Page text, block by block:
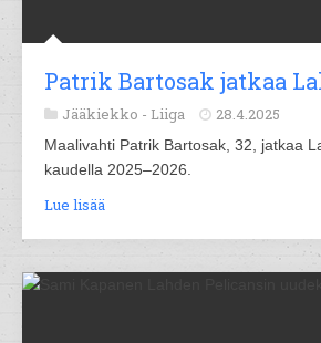
Patrik Bartosak jatkaa
Jääkiekko - Liiga 28.4.2025
Maalivahti Patrik Bartosak, 32, jatkaa
kaudella 2025–2026.
Lue lisää